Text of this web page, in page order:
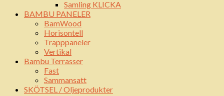
Samling KLICKA
BAMBU PANELER
BamWood
Horisontell
Trapppaneler
Vertikal
Bambu Terrasser
Fast
Sammansatt
SKÖTSEL / Oljeprodukter